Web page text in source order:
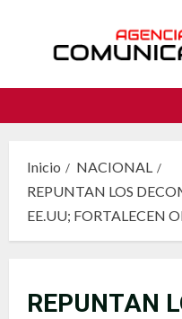
contenido
Inicio
NACIONAL
REPUNTAN LOS
EE.UU; FORTALECEN
REPUNTAN